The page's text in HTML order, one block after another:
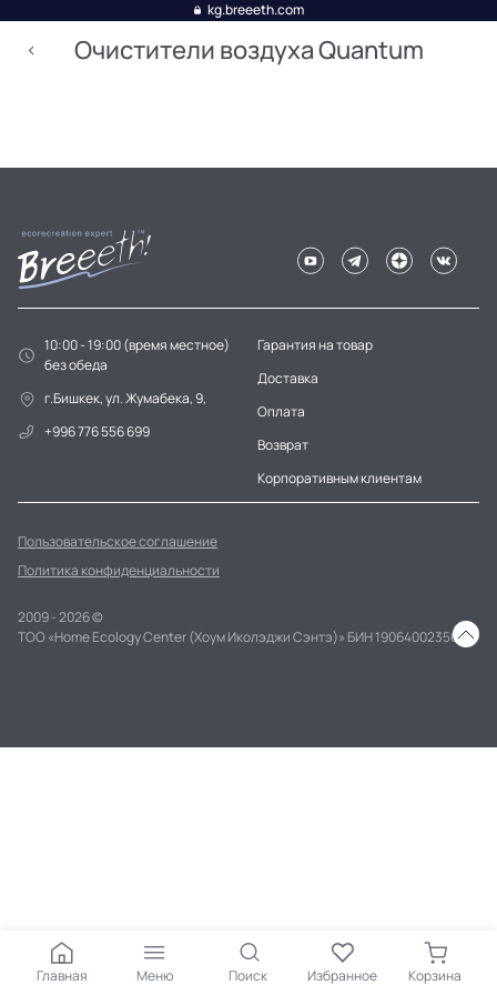
kg.breeeth.com
Очистители воздуха Quantum
10:00 - 19:00 (время местное)
без обеда
г.Бишкек, ул. Жумабека, 9,
+996 776 556 699
Гарантия на товар
Доставка
Оплата
Возврат
Корпоративным клиентам
Пользовательское соглашение
Политика конфиденциальности
2009 - 2026 ©
ТОО «Home Ecology Center (Хоум Иколэджи Сэнтэ)» БИН 190640023562
Главная Меню Поиск Избранное Корзина